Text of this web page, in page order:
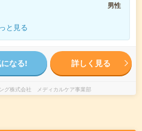
男性
と見る
なる! 詳しく見る
グ株式会社 メディカルケア事業部